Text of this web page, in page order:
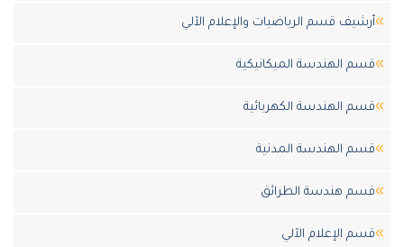
أرشيف قسم الرياضيات والإعلام الآلي
قسم الهندسة الميكانيكية
قسم الهندسة الكهربائية
قسم الهندسة المدنية
قسم هندسة الطرائق
قسم الإعلام الآلي